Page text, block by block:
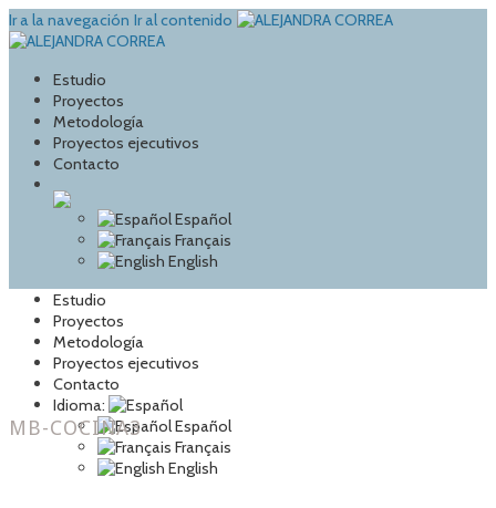
Ir a la navegación Ir al contenido
Estudio
Proyectos
Metodología
Proyectos ejecutivos
Contacto
Español
Français
English
Estudio
Proyectos
Metodología
Proyectos ejecutivos
Contacto
Idioma:
Español
Français
English
MB-COCINA3